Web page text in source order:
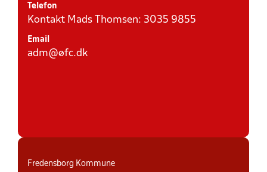
Telefon
Kontakt Mads Thomsen: 3035 9855
Email
adm@øfc.dk
Fredensborg Kommune